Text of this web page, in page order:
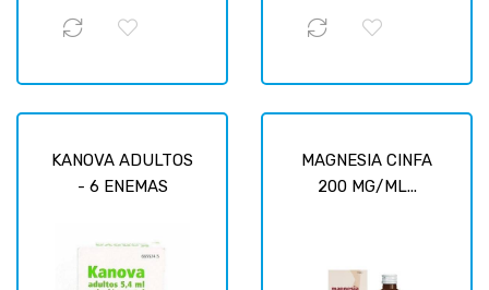
KANOVA ADULTOS
- 6 ENEMAS
MAGNESIA CINFA
200 MG/ML...